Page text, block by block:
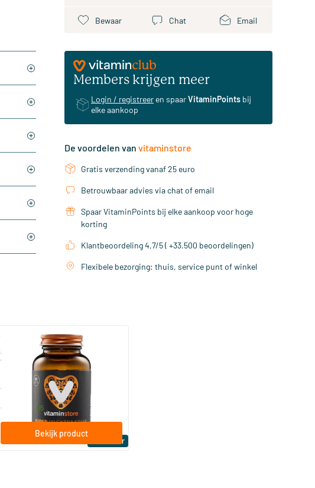
Bewaar Chat Email
Members krijgen meer
Login / registreer en spaarVitaminPoints bij
elke aankoop
De voordelen van vitaminstore
Gratis verzending vanaf 25 euro
Betrouwbaar advies via chat of email
Spaar VitaminPoints bij elke aankoop voor hoge
korting
Klantbeoordeling 4,7/5 ( +33.500 beoordelingen)
Flexibele bezorging: thuis, service punt of winkel
Bestseller
(158)
Super D3 Extra Sterk 75 mcg
vitamine D
60/​120 softgels
Vitaminstore
vanaf 95
Bekijk product